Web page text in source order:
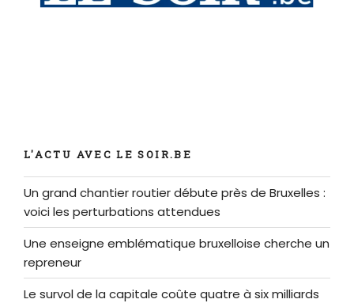
L'ACTU AVEC LE SOIR.BE
Un grand chantier routier débute près de Bruxelles :
voici les perturbations attendues
Une enseigne emblématique bruxelloise cherche un
repreneur
Le survol de la capitale coûte quatre à six milliards